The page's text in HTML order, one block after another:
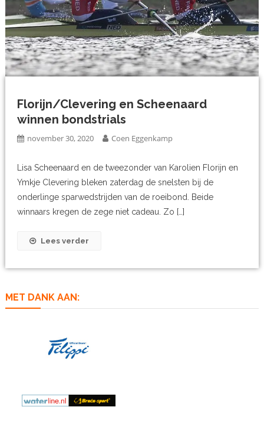
Florijn/Clevering en Scheenaard
winnen bondstrials
november 30, 2020 Coen Eggenkamp
Lisa Scheenaard en de tweezonder van Karolien Florijn en
Ymkje Clevering bleken zaterdag de snelsten bij de
onderlinge sparwedstrijden van de roeibond. Beide
winnaars kregen de zege niet cadeau. Zo […]
Lees verder
MET DANK AAN: